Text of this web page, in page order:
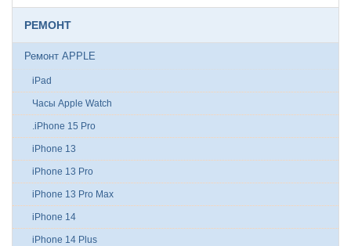
РЕМОНТ
Ремонт APPLE
iPad
Часы Apple Watch
.iPhone 15 Pro
iPhone 13
iPhone 13 Pro
iPhone 13 Pro Max
iPhone 14
iPhone 14 Plus